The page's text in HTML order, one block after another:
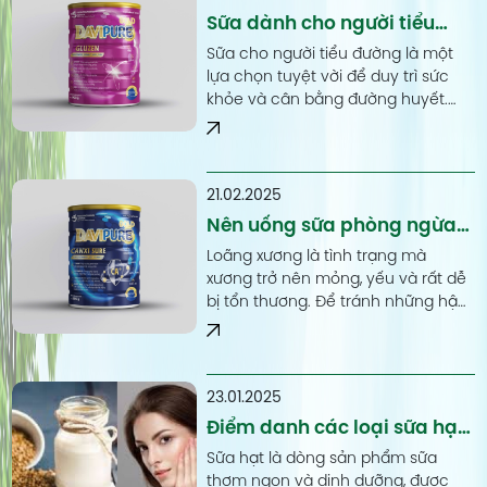
Sữa dành cho người tiểu
đường loại nào tốt? Cách
chọn sữa cho người tiểu
đường.
Sữa cho người tiểu đường là một
lựa chọn tuyệt vời để duy trì sức
khỏe và cân bằng đường huyết.
Sản phẩm này thường có chứa ít
phần dinh dưỡng quan trọng như
canxi và protein.
21.02.2025
Nên uống sữa phòng ngừa
loãng xương khi nào là
đúng?
Loãng xương là tình trạng mà
xương trở nên mỏng, yếu và rất dễ
bị tổn thương. Để tránh những hậu
quả không mong muốn của chứng
phòng ngừa là vấn đề hết sức cần
thiết. Vậy bạn có biết nên uống sữa
phòng ngừa loãng xương khi nào là
đúng hay không?
23.01.2025
Điểm danh các loại sữa hạt
giảm cân hiệu quả nhất và
lưu ý khi sử dụng
Sữa hạt là dòng sản phẩm sữa
thơm ngon và dinh dưỡng, được